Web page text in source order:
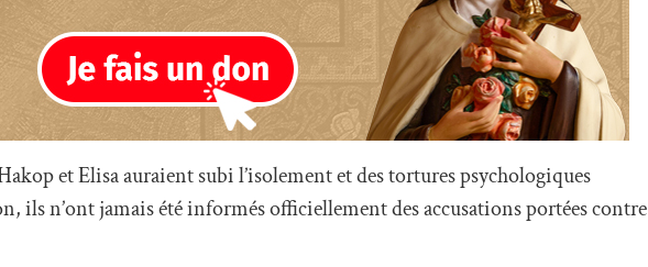
et Elisa auraient subi l’isolement et des tortures psychologiques
ils n’ont jamais été informés officiellement des accusations portées contre